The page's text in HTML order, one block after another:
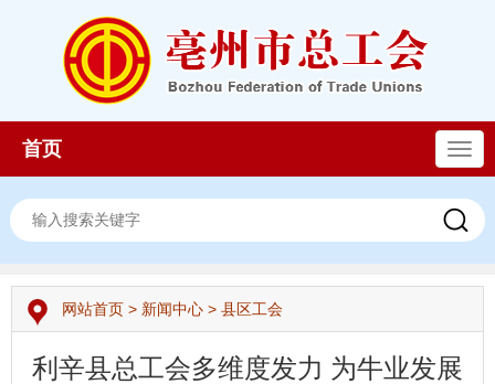
导
航
首页
网站首页 > 新闻中心 > 县区工会
利辛县总工会多维度发力 为牛业发展